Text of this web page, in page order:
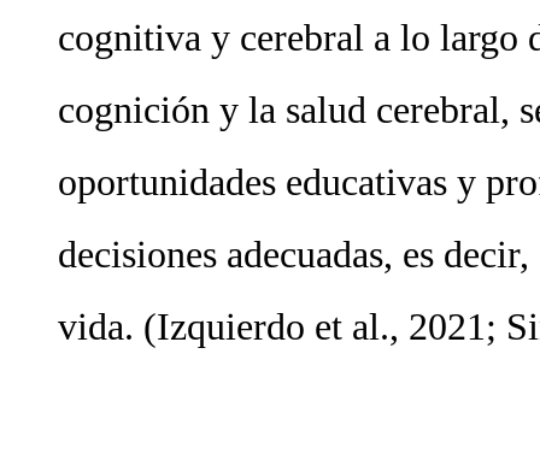
cognitiva y cerebral a lo largo
cognición y la salud cerebral,
oportunidades educativas y
decisiones adecuadas, es
vida. (Izquierdo et al., 2021;